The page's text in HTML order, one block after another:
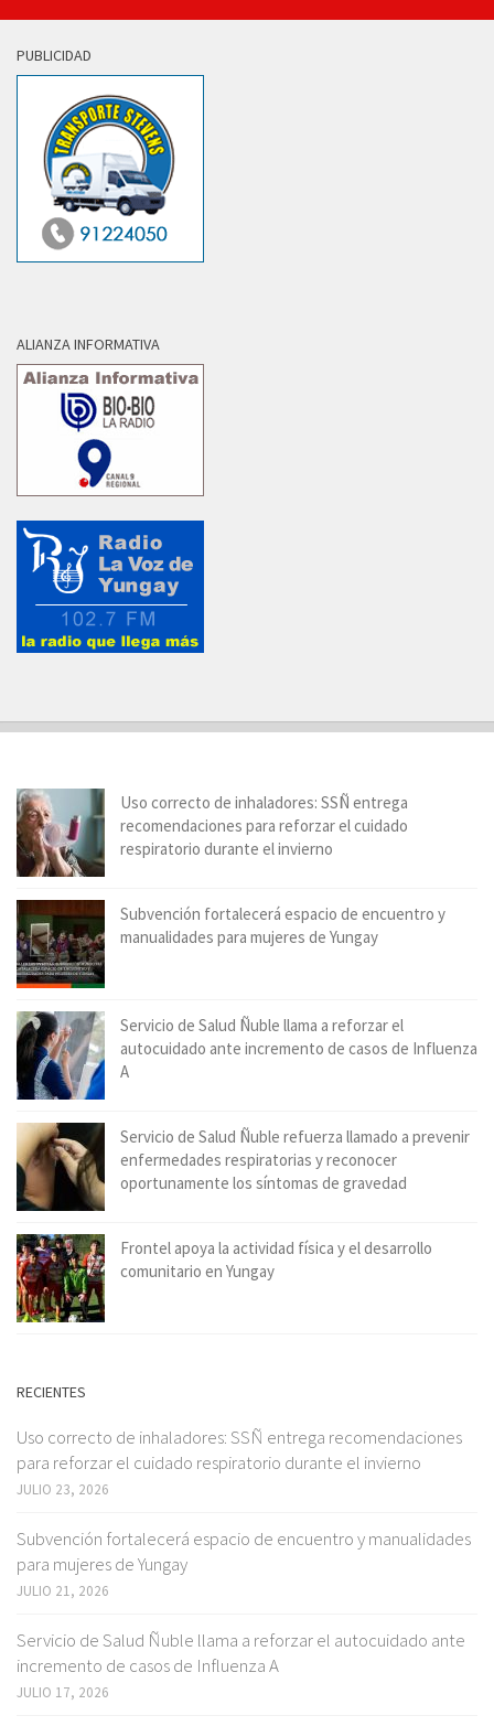
PUBLICIDAD
ALIANZA INFORMATIVA
Uso correcto de inhaladores: SSÑ entrega
recomendaciones para reforzar el cuidado
respiratorio durante el invierno
Subvención fortalecerá espacio de encuentro y
manualidades para mujeres de Yungay
Servicio de Salud Ñuble llama a reforzar el
autocuidado ante incremento de casos de Influenza
A
Servicio de Salud Ñuble refuerza llamado a prevenir
enfermedades respiratorias y reconocer
oportunamente los síntomas de gravedad
Frontel apoya la actividad física y el desarrollo
comunitario en Yungay
RECIENTES
Uso correcto de inhaladores: SSÑ entrega recomendaciones
para reforzar el cuidado respiratorio durante el invierno
JULIO 23, 2026
Subvención fortalecerá espacio de encuentro y manualidades
para mujeres de Yungay
JULIO 21, 2026
Servicio de Salud Ñuble llama a reforzar el autocuidado ante
incremento de casos de Influenza A
JULIO 17, 2026